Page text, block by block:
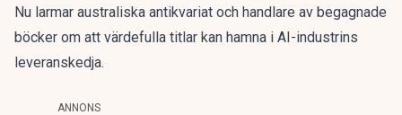
Nu larmar australiska antikvariat och handlare av begagnade
böcker om att värdefulla titlar kan hamna i AI-industrins
leveranskedja.
ANNONS